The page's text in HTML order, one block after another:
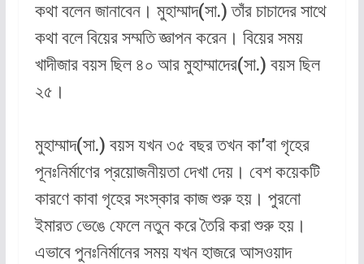
কথা বলেন জানাবেন। মুহাম্মাদ(সা.) তাঁর চাচাদের সাথে
কথা বলে বিয়ের সম্মতি জ্ঞাপন করেন। বিয়ের সময়
খাদীজার বয়স ছিল ৪০ আর মুহাম্মাদের(সা.) বয়স ছিল
২৫।
মুহাম্মাদ(সা.) বয়স যখন ৩৫ বছর তখন কা’বা গৃহের
পূনঃনির্মাণের প্রয়োজনীয়তা দেখা দেয়। বেশ কয়েকটি
কারণে কাবা গৃহের সংস্কার কাজ শুরু হয়। পুরনো
ইমারত ভেঙে ফেলে নতুন করে তৈরি করা শুরু হয়।
এভাবে পুনঃনির্মানের সময় যখন হাজরে আসওয়াদ